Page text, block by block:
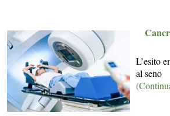
L’esito
al seno